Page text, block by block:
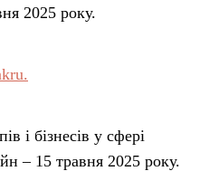
2025 року.
і бізнесів у сфері
– 15 травня 2025 року.